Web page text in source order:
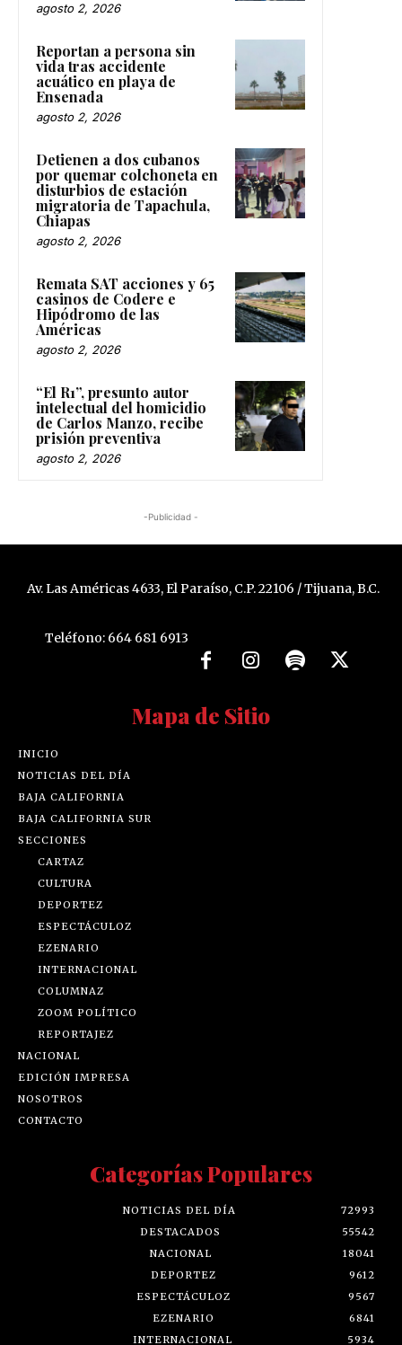
agosto 2, 2026
Reportan a persona sin
vida tras accidente
acuático en playa de
Ensenada
agosto 2, 2026
Detienen a dos cubanos
por quemar colchoneta en
disturbios de estación
migratoria de Tapachula,
Chiapas
agosto 2, 2026
Remata SAT acciones y 65
casinos de Codere e
Hipódromo de las
Américas
agosto 2, 2026
“El R1”, presunto autor
intelectual del homicidio
de Carlos Manzo, recibe
prisión preventiva
agosto 2, 2026
-Publicidad -
Av. Las Américas 4633, El Paraíso, C.P. 22106 / Tijuana, B.C.
Teléfono: 664 681 6913
Mapa de Sitio
INICIO
NOTICIAS DEL DÍA
BAJA CALIFORNIA
BAJA CALIFORNIA SUR
SECCIONES
CARTAZ
CULTURA
DEPORTEZ
ESPECTÁCULOZ
EZENARIO
INTERNACIONAL
COLUMNAZ
ZOOM POLÍTICO
REPORTAJEZ
NACIONAL
EDICIÓN IMPRESA
NOSOTROS
CONTACTO
Categorías Populares
NOTICIAS DEL DÍA
72993
DESTACADOS
55542
NACIONAL
18041
DEPORTEZ
9612
ESPECTÁCULOZ
9567
EZENARIO
6841
INTERNACIONAL
5934